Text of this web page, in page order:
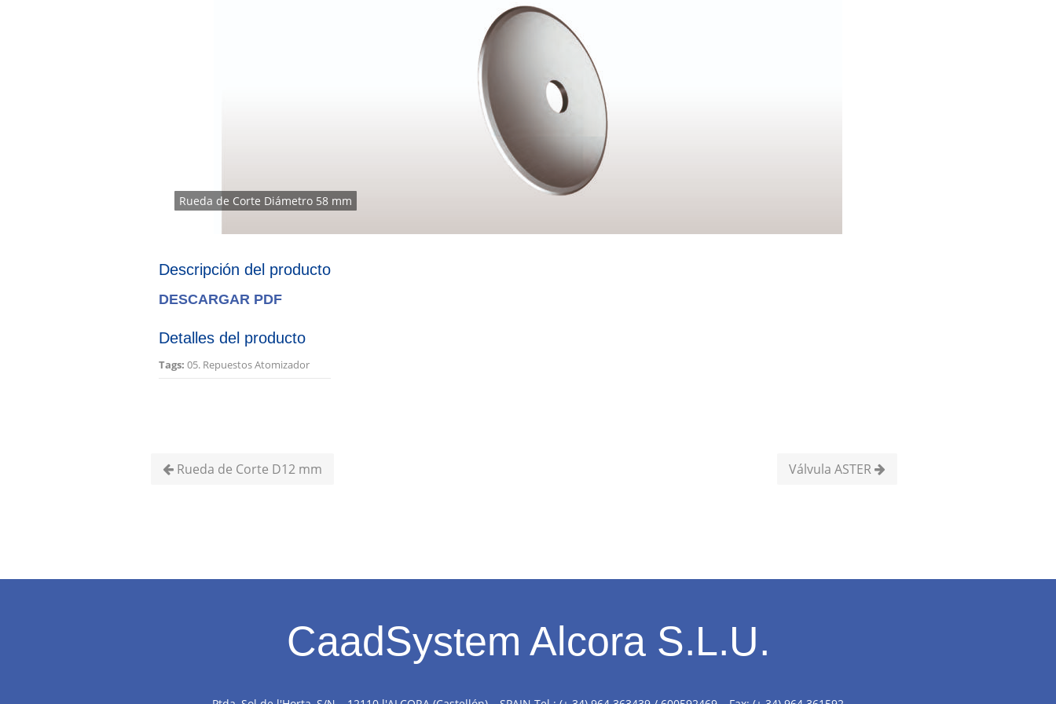
Rueda de Corte Diámetro 58 mm
Descripción del producto
DESCARGAR PDF
Detalles del producto
Tags: 05. Repuestos Atomizador
Válvula ASTER
Rueda de Corte D12 mm
CaadSystem Alcora S.L.U.